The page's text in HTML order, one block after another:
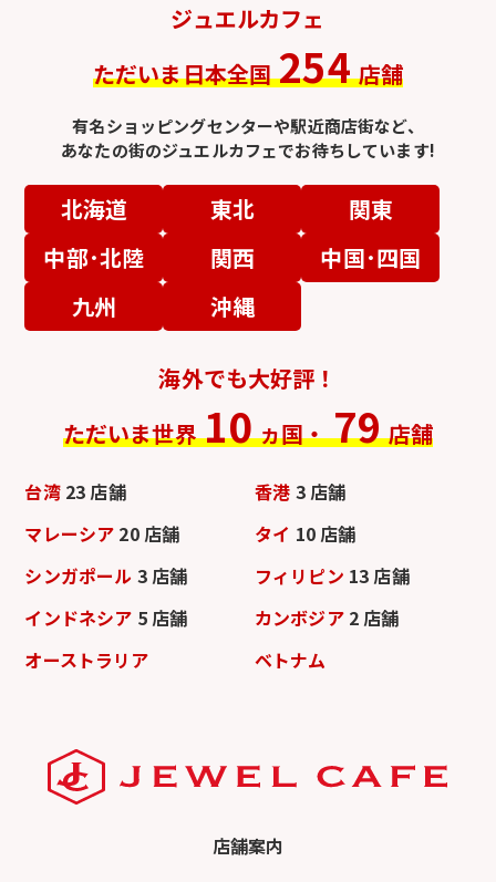
ジュエルカフェ
ただいま日本全国 254 店舗
有名ショッピングセンターや駅近商店街など、
あなたの街のジュエルカフェでお待ちしています!
北海道 東北
関東
中部･北陸
関西
中国･四国
九州
沖縄
海外でも大好評！
ただいま世界 10 ヵ国・ 79 店舗
台湾 23 店舗 香港 3 店舗
マレーシア 20 店舗 タイ 10 店舗
シンガポール 3 店舗 フィリピン 13 店舗
インドネシア 5 店舗 カンボジア 2 店舗
オーストラリア
ベトナム
店舗案内